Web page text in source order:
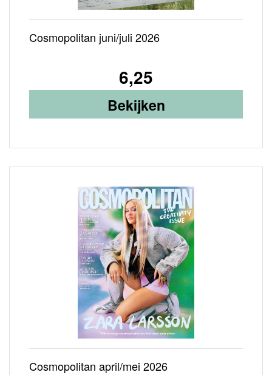
Cosmopolitan juni/juli 2026
6,25
Bekijken
Cosmopolitan april/mei 2026